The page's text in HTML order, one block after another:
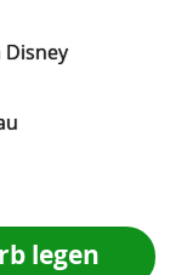
Disney
legen